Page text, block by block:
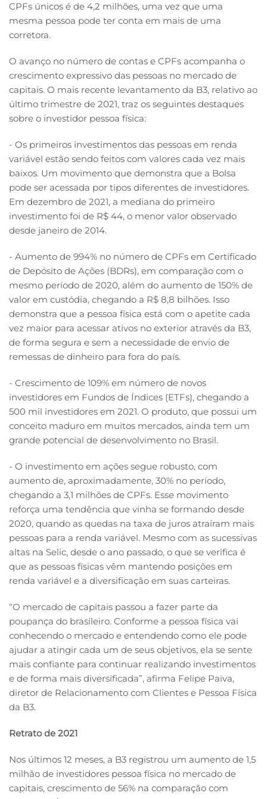
CPFs únicos é de 4,2 milhões, uma vez que uma
mesma pessoa pode ter conta em mais de uma
corretora.
O avanço no número de contas e CPFs acompanha o
crescimento expressivo das pessoas no mercado de
capitais. O mais recente levantamento da B3, relativo ao
último trimestre de 2021, traz os seguintes destaques
sobre o investidor pessoa física:
- Os primeiros investimentos das pessoas em renda
variável estão sendo feitos com valores cada vez mais
baixos. Um movimento que demonstra que a Bolsa
pode ser acessada por tipos diferentes de investidores.
Em dezembro de 2021, a mediana do primeiro
investimento foi de R$ 44, o menor valor observado
desde janeiro de 2014.
- Aumento de 994% no número de CPFs em Certificado
de Depósito de Ações (BDRs), em comparação com o
mesmo período de 2020, além do aumento de 150% de
valor em custódia, chegando a R$ 8,8 bilhões. Isso
demonstra que a pessoa física está com o apetite cada
vez maior para acessar ativos no exterior através da B3,
de forma segura e sem a necessidade de envio de
remessas de dinheiro para fora do país.
- Crescimento de 109% em número de novos
investidores em Fundos de Índices (ETFs), chegando a
500 mil investidores em 2021. O produto, que possui um
conceito maduro em muitos mercados, ainda tem um
grande potencial de desenvolvimento no Brasil.
- O investimento em ações segue robusto, com
aumento de, aproximadamente, 30% no período,
chegando a 3,1 milhões de CPFs. Esse movimento
reforça uma tendência que vinha se formando desde
2020, quando as quedas na taxa de juros atraíram mais
pessoas para a renda variável. Mesmo com as sucessivas
altas na Selic, desde o ano passado, o que se verifica é
que as pessoas físicas vêm mantendo posições em
renda variável e a diversificação em suas carteiras.
“O mercado de capitais passou a fazer parte da
poupança do brasileiro. Conforme a pessoa física vai
conhecendo o mercado e entendendo como ele pode
ajudar a atingir cada um de seus objetivos, ela se sente
mais confiante para continuar realizando investimentos
e de forma mais diversificada”, afirma Felipe Paiva,
diretor de Relacionamento com Clientes e Pessoa Física
da B3.
Retrato de 2021
Nos últimos 12 meses, a B3 registrou um aumento de 1,5
milhão de investidores pessoa física no mercado de
capitais, crescimento de 56% na comparação com